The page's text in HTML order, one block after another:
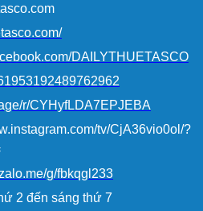
DAILYTHUETASCO
r/CYHyfLDA7EPJEBA
tv/CjA36vio0ol/?
g/fbkqgl233
2 đến sáng thứ 7